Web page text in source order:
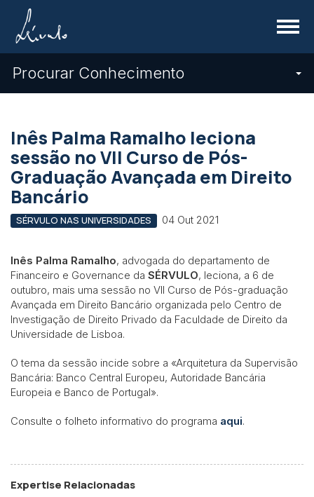
Menu
Procurar Conhecimento
Inês Palma Ramalho leciona
sessão no VII Curso de Pós-
Graduação Avançada em Direito
Bancário
SÉRVULO NAS UNIVERSIDADES 04 Out 2021
Inês Palma Ramalho, advogada do departamento de
Financeiro e Governance da SÉRVULO, leciona, a 6 de
outubro, mais uma sessão no VII Curso de Pós-graduação
Avançada em Direito Bancário organizada pelo Centro de
Investigação de Direito Privado da Faculdade de Direito da
Universidade de Lisboa.
O tema da sessão incide sobre a «Arquitetura da Supervisão
Bancária: Banco Central Europeu, Autoridade Bancária
Europeia e Banco de Portugal».
Consulte o folheto informativo do programa aqui.
Expertise Relacionadas